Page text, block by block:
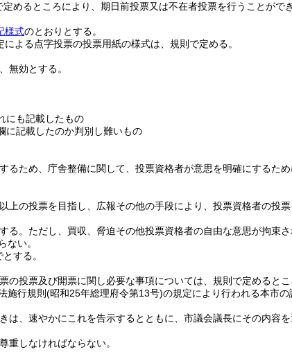
めるところにより、期日前投票又は不在者投票を行うことができ
様式のとおりとする。
による点字投票の投票用紙の様式は、規則で定める。
無効とする。
にも記載したもの
に記載したのか判別し難いもの
るため、庁舎整備に関して、投票資格者が意思を明確にするた
上の投票を目指し、広報その他の手段により、投票資格者の投票
る。 ただし、買収、脅迫その他投票資格者の自由な意思が拘束
ない。
する。
の投票及び開票に関し必要な事項については、規則で定めると
施行規則 (昭和25年総理府令第13号)の規定により行われる本市の
は、速やかにこれを告示するとともに、市議会議長にその内容を
重しなければならない。